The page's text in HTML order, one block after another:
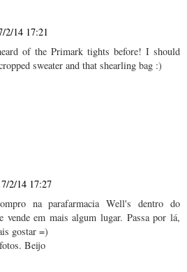
2/14 17:21
of the Primark tights before! I should
sweater and that shearling bag :)
2/14 17:27
na parafarmacia Well's dentro do
vende em mais algum lugar. Passa por lá,
gostar =)
Beijo